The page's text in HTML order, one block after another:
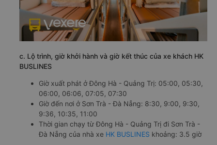
c. Lộ trình, giờ khởi hành và giờ kết thúc của xe khách HK
BUSLINES
Giờ xuất phát ở Đông Hà - Quảng Trị: 05:00, 05:30,
06:00, 06:06, 07:05, 07:30
Giờ đến nơi ở Sơn Trà - Đà Nẵng: 8:30, 9:00, 9:30,
9:36, 10:35, 11:00
Thời gian chạy từ Đông Hà - Quảng Trị đi Sơn Trà -
Đà Nẵng của nhà xe HK BUSLINES khoảng: 3.5 giờ